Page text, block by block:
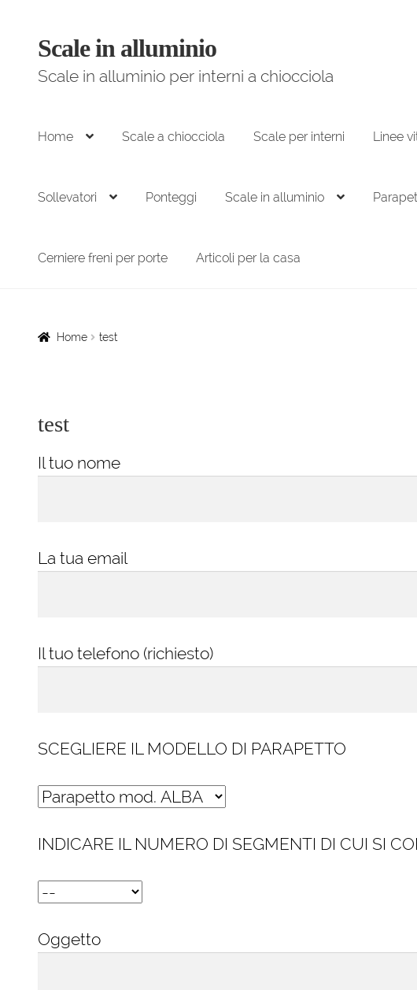
Vai
navigazione
Vai
contenuto
Scale in alluminio
Scale in alluminio per interni a chiocciola
Home Scale a chiocciola Scale per interni Linee
Sollevatori Ponteggi Scale in alluminio
Cerniere freni per porte Articoli per la casa
Home test
test
Il tuo nome
La tua email
Il tuo telefono (richiesto)
SCEGLIERE IL MODELLO DI PARAPETTO
INDICARE IL NUMERO DI SEGMENTI DI CUI SI
Oggetto